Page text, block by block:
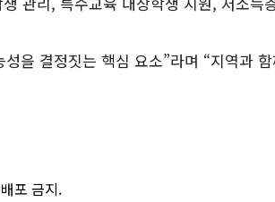
을 결정짓는 핵심 요소”라며 “지역과
포 금지.